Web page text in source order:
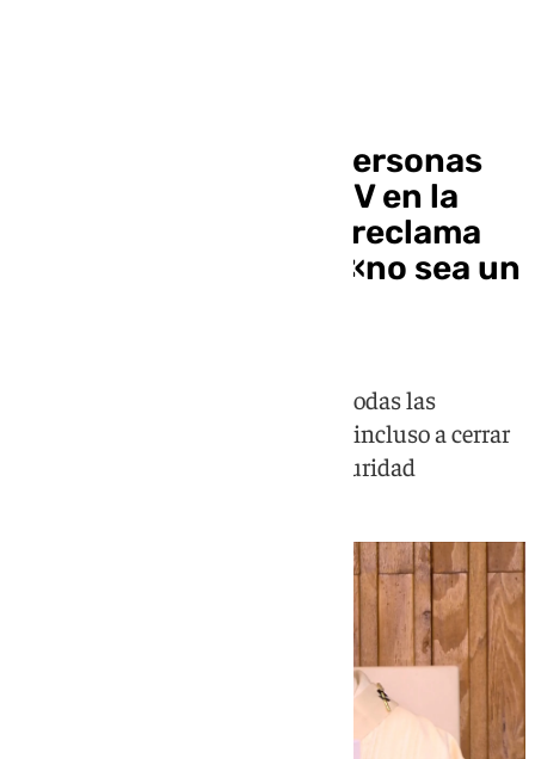
Más de un millón de personas
acompañan a León XIV en la
misa del Corpus, que reclama
una religiosidad que «no sea un
La Santa Misa en Cibeles superó todas las
previsiones de asistencia y obligó incluso a cerrar
varios accesos por motivos de seguridad